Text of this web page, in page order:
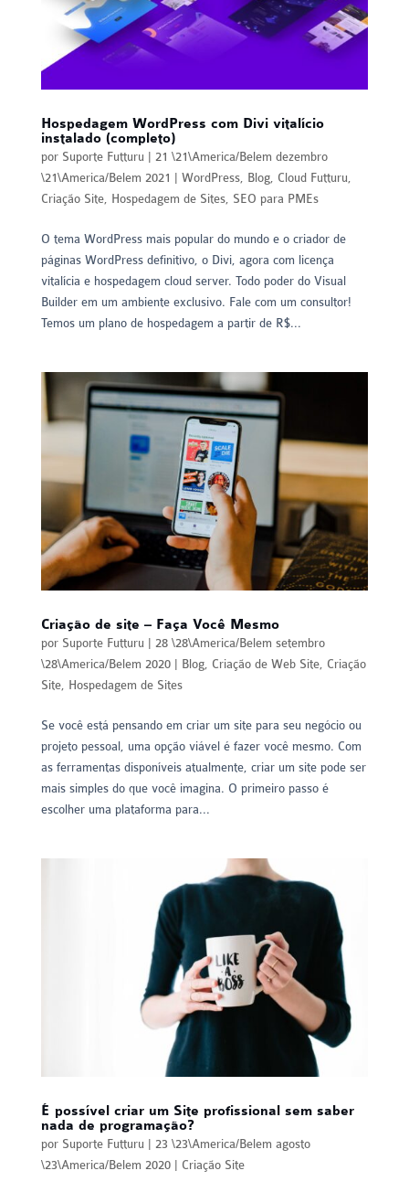
Hospedagem WordPress com Divi vitalício
instalado (completo)
por Suporte Futturu
21 \21\America/Belem dezembro
\21\America/Belem 2021
WordPress, Blog, Cloud Futturu
Criação Site, Hospedagem de Sites, SEO para PMEs
O tema WordPress mais popular do mundo e o criador de
páginas WordPress definitivo, o Divi, agora com licença
vitalícia e hospedagem cloud server. Todo poder do Visual
Builder em um ambiente exclusivo. Fale com um consultor!
Temos um plano de hospedagem a partir de R$...
Criação de site – Faça Você Mesmo
por Suporte Futturu | 28 \28\America/Belem setembro
\28\America/Belem 2020| Blog, Criação de Web Site, Criação
Site, Hospedagem de Sites
Se você está pensando em criar um site para seu negócio ou
projeto pessoal, uma opção viável é fazer você mesmo. Com
as ferramentas disponíveis atualmente, criar um site pode ser
mais simples do que você imagina. O primeiro passo é
escolher uma plataforma para...
É possível criar um Site profissional sem saber
nada de programação?
por Suporte Futturu | 23 \23\America/Belem agosto
\23\America/Belem 2020| Criação Site